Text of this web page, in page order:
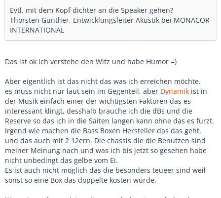
Evtl. mit dem Kopf dichter an die Speaker gehen?
Thorsten Günther, Entwicklungsleiter Akustik bei MONACOR
INTERNATIONAL
Das ist ok ich verstehe den Witz und habe Humor =)
Aber eigentlich ist das nicht das was ich erreichen möchte.
es muss nicht nur laut sein im Gegenteil, aber Dynamik ist in
der Musik einfach einer der wichtigsten Faktoren das es
interessant klingt, desshalb brauche ich die dBs und die
Reserve so das ich in die Saiten langen kann ohne das es furzt.
irgend wie machen die Bass Boxen Hersteller das das geht,
und das auch mit 2 12ern. Die chassis die die Benutzen sind
meiner Meinung nach und was ich bis jetzt so gesehen habe
nicht unbedingt das gelbe vom Ei.
Es ist auch nicht möglich das die besonders teueer sind weil
sonst so eine Box das doppelte kosten würde.